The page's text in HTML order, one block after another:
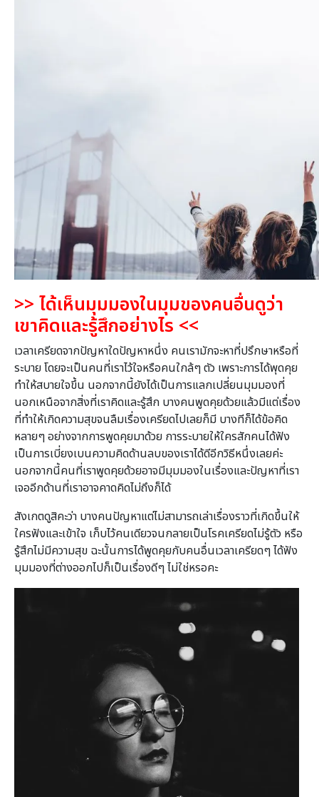
>> ได้เห็นมุมมองในมุมของคนอื่นดูว่า
เขาคิดและรู้สึกอย่างไร <<
เวลาเครียดจากปัญหาใดปัญหาหนึ่ง คนเรามักจะหาที่ปรึกษาหรือที่
ระบาย โดยจะเป็นคนที่เราไว้ใจหรือคนใกล้ๆ ตัว เพราะการได้พุดคุย
ทำให้สบายใจขึ้น นอกจากนี้ยังได้เป็นการแลกเปลี่ยนมุมมองที่
นอกเหนือจากสิ่งที่เราคิดและรู้สึก บางคนพูดคุยด้วยแล้วมีแต่เรื่อง
ที่ทำให้เกิดความสุขจนลืมเรื่องเครียดไปเลยก็มี บางทีก็ได้ข้อคิด
หลายๆ อย่างจากการพูดคุยมาด้วย การระบายให้ใครสักคนได้ฟัง
เป็นการเบี่ยงเบนความคิดด้านลบของเราได้ดีอีกวิธีหนึ่งเลยค่ะ
นอกจากนี้คนที่เราพูดคุยด้วยอาจมีมุมมองในเรื่องและปัญหาที่เรา
เจออีกด้านที่เราอาจคาดคิดไม่ถึงก็ได้
สังเกตดูสิคะว่า บางคนปัญหาแต่ไม่สามารถเล่าเรื่องราวที่เกิดขึ้นให้
ใครฟังและเข้าใจ เก็บไว้คนเดียวจนกลายเป็นโรคเครียดไม่รู้ตัว หรือ
รู้สึกไม่มีความสุข ฉะนั้นการได้พูดคุยกับคนอื่นเวลาเครียดๆ ได้ฟัง
มุมมองที่ต่างออกไปก็เป็นเรื่องดีๆ ไม่ใช่หรอคะ